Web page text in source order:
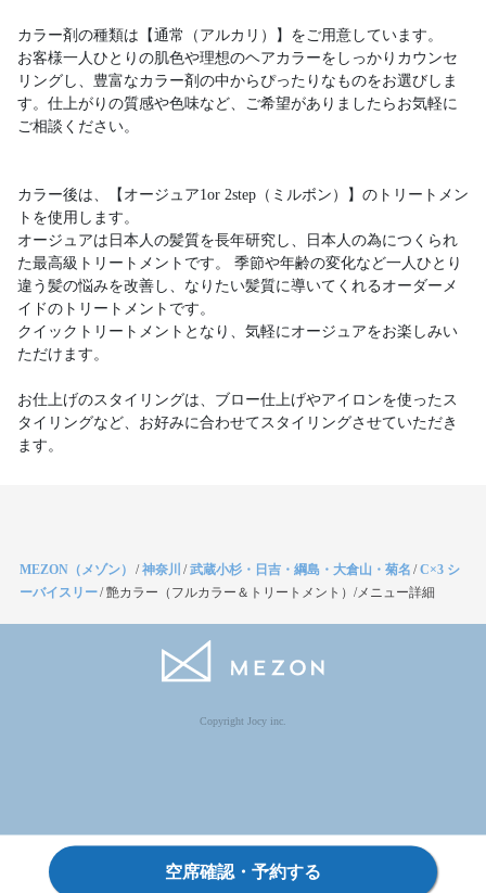
カラー剤の種類は【通常（アルカリ）】をご用意しています。
お客様一人ひとりの肌色や理想のヘアカラーをしっかりカウンセ
リングし、豊富なカラー剤の中からぴったりなものをお選びしま
す。仕上がりの質感や色味など、ご希望がありましたらお気軽に
ご相談ください。
カラー後は、【オージュア1or 2step（ミルボン）】のトリートメン
トを使用します。
オージュアは日本人の髪質を長年研究し、日本人の為につくられ
た最高級トリートメントです。 季節や年齢の変化など一人ひとり
違う髪の悩みを改善し、なりたい髪質に導いてくれるオーダーメ
イドのトリートメントです。
クイックトリートメントとなり、気軽にオージュアをお楽しみい
ただけます。
お仕上げのスタイリングは、ブロー仕上げやアイロンを使ったス
タイリングなど、お好みに合わせてスタイリングさせていただき
ます。
MEZON（メゾン） /神奈川 /武蔵小杉・日吉・綱島・大倉山・菊名 /C×3 シ
ーバイスリー/艶カラー（フルカラー＆トリートメント）/メニュー詳細
Copyright Jocy inc.
空席確認・予約する